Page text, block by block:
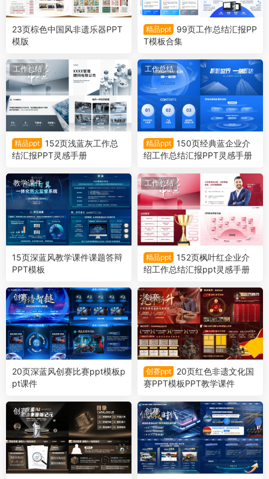
23页棕色中国风非遗乐器PPT
模版
精品ppt
99页工作总结汇报PP
T模板合集
工作总结
精品ppt
152页浅蓝灰工作总
结汇报PPT灵感手册
工作总结
精品ppt
150页经典蓝企业介
绍工作总结汇报PPT灵感手册
教学课件
15页深蓝风教学课件课题答辩
PPT模板
工作总结
精品ppt
152页枫叶红企业介
绍工作总结汇报ppt灵感手册
创赛
20页深蓝风创赛比赛ppt模板p
pt课件
创赛
创赛ppt
20页红色非遗文化国
赛PPT模板PPT教学课件
创赛 创赛